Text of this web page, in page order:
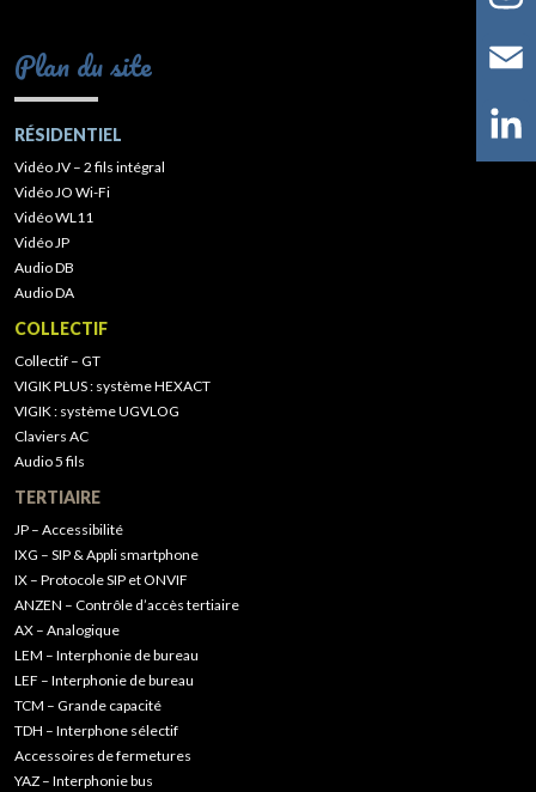
Plan du site
RÉSIDENTIEL
Vidéo JV – 2 fils intégral
Vidéo JO Wi-Fi
Vidéo WL11
Vidéo JP
Audio DB
Audio DA
COLLECTIF
Collectif – GT
VIGIK PLUS : système HEXACT
VIGIK : système UGVLOG
Claviers AC
Audio 5 fils
TERTIAIRE
JP – Accessibilité
IXG – SIP & Appli smartphone
IX – Protocole SIP et ONVIF
ANZEN – Contrôle d’accès tertiaire
AX – Analogique
LEM – Interphonie de bureau
LEF – Interphonie de bureau
TCM – Grande capacité
TDH – Interphone sélectif
Accessoires de fermetures
YAZ – Interphonie bus